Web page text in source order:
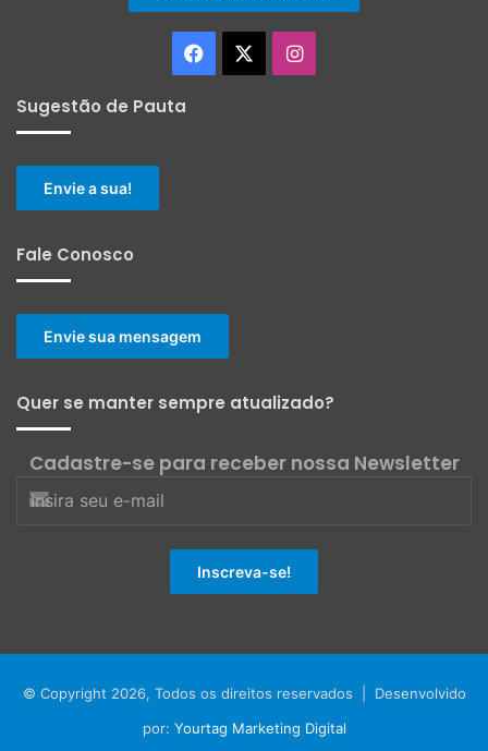
Facebook Instagram
Sugestão de Pauta
Envie a sua!
Fale Conosco
Envie sua mensagem
Quer se manter sempre atualizado?
Cadastre-se para receber nossa Newsletter
© Copyright 2026, Todos os direitos reservados | Desenvolvido
por: Yourtag Marketing Digital